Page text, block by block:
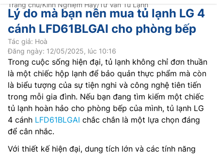
Trang chủ/Kinh Nghiệm Hay/Tư Vấn Tủ Lạnh
Lý do mà bạn nên mua tủ lạnh LG 4
cánh LFD61BLGAI cho phòng bếp
Tác giả: Hoà
Đăng ngày: 12/05/2025, lúc 10:16
Trong cuộc sống hiện đại, tủ lạnh không chỉ đơn thuần
là một chiếc hộp lạnh để bảo quản thực phẩm mà còn
là biểu tượng của sự tiện nghi và công nghệ tiên tiến
trong mỗi gia đình. Nếu bạn đang tìm kiếm một chiếc
tủ lạnh hoàn hảo cho phòng bếp của mình, tủ lạnh LG
4 cánh LFD61BLGAI chắc chắn là một lựa chọn đáng
để cân nhắc.
Với thiết kế hiện đại, dung tích lớn và các tính năng